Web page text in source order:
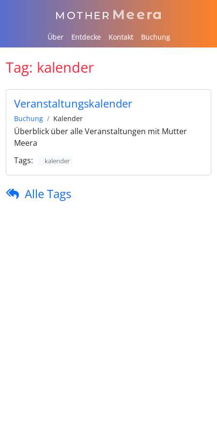
Über Entdecke Kontakt Buchung
Tag: kalender
Veranstaltungskalender
Buchung Kalender
Überblick über alle Veranstaltungen mit Mutter
Meera
Tags:
kalender
Alle Tags